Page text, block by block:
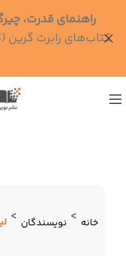
خانه > نویسندگان >
راهنمای قدرت،